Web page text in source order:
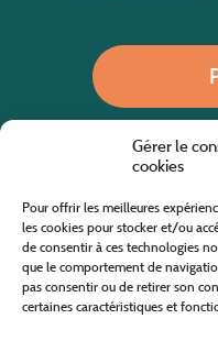
Gérer le
cookies
Pour offrir les meilleures
les cookies pour stocker et/ou
de consentir à ces technologies
que le comportement de
pas consentir ou de retirer son
certaines caractéristiques et
Website co-financed by the